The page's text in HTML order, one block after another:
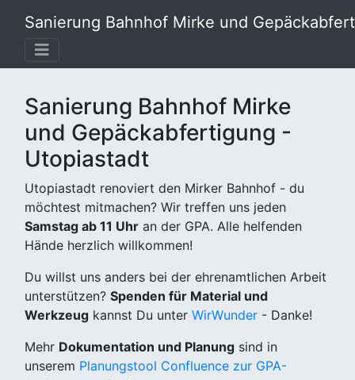
Sanierung Bahnhof Mirke und
Sanierung Bahnhof Mirke
und Gepäckabfertigung -
Utopiastadt
Utopiastadt renoviert den Mirker Bahnhof - du
möchtest mitmachen? Wir treffen uns jeden
Samstag ab 11 Uhr an der GPA. Alle helfenden
Hände herzlich willkommen!
Du willst uns anders bei der ehrenamtlichen Arbeit
unterstützen? Spenden für Material und
Werkzeug kannst Du unter WirWunder - Danke!
Mehr Dokumentation und Planung sind in
unserem Planungstool Confluence zur GPA-